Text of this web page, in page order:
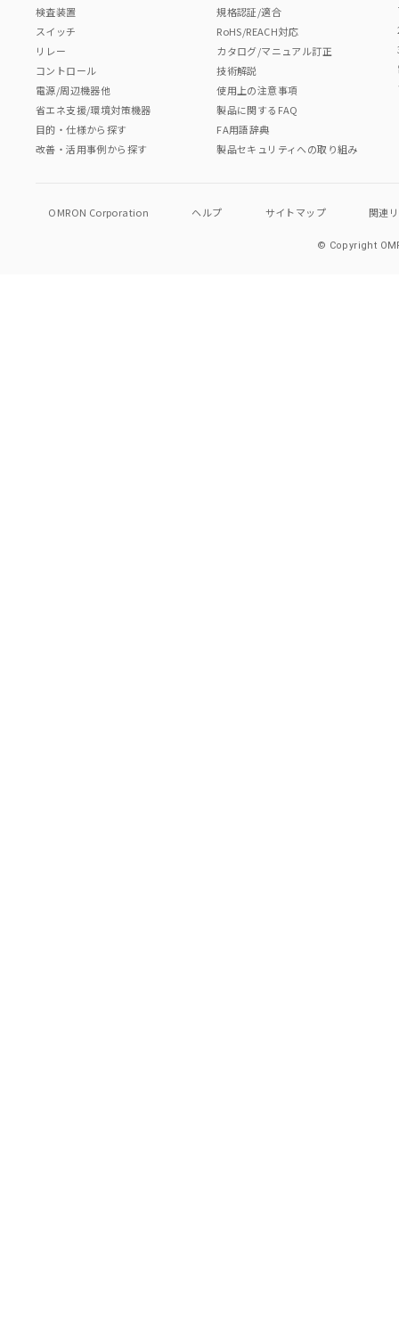
検査装置
スイッチ
リレー
コントロール
電源/周辺機器他
省エネ支援/環境対策機器
目的・仕様から探す
改善・活用事例から探す
規格認証/適合
RoHS/REACH対応
カタログ/マニュアル訂正
技術解説
使用上の注意事項
製品に関するFAQ
FA用語辞典
製品セキュリティへの取り組み
OMRON Corporation ヘルプ サイトマップ 関連
© Copyright